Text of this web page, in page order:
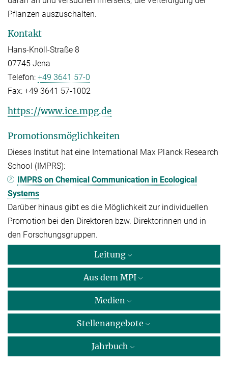
Pflanzen auszuschalten.
Kontakt
Hans-Knöll-Straße 8
07745 Jena
Telefon: +49 3641 57-0
Fax: +49 3641 57-1002
https://www.ice.mpg.de
Promotionsmöglichkeiten
Dieses Institut hat eine International Max Planck Research
School (IMPRS):
IMPRS on Chemical Communication in Ecological
Systems
Darüber hinaus gibt es die Möglichkeit zur individuellen
Promotion bei den Direktoren bzw. Direktorinnen und in
den Forschungsgruppen.
Leitung
Aus dem MPI
Medien
Stellenangebote
Jahrbuch